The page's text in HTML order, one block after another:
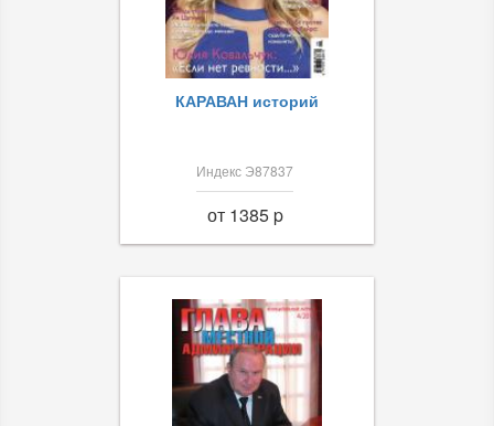
КАРАВАН историй
Индекс Э87837
от 1385 p